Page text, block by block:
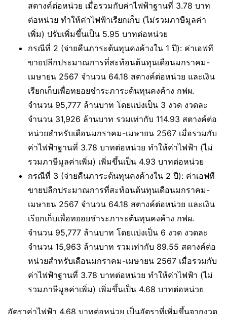
สตางค์ต่อหน่วย เมื่อรวมกับค่าไฟฟ้าฐานที่ 3.78 บาท
ต่อหน่วย ทำให้ค่าไฟฟ้าเรียกเก็บ (ไม่รวมภาษีมูลค่า
เพิ่ม) ปรับเพิ่มขึ้นเป็น 5.95 บาทต่อหน่วย
กรณีที่ 2 (จ่ายคืนภาระต้นทุนคงค้างใน 1 ปี): ค่าเอฟที
ขายปลีกประมาณการที่สะท้อนต้นทุนเดือนมกราคม-
เมษายน 2567 จำนวน 64.18 สตางค์ต่อหน่วย และเงิน
เรียกเก็บเพื่อทยอยชำระภาระต้นทุนคงค้าง กฟผ.
จำนวน 95,777 ล้านบาท โดยแบ่งเป็น 3 งวด งวดละ
จำนวน 31,926 ล้านบาท รวมเท่ากับ 114.93 สตางค์ต่อ
หน่วยสำหรับเดือนมกราคม-เมษายน 2567 เมื่อรวมกับ
ค่าไฟฟ้าฐานที่ 3.78 บาทต่อหน่วย ทำให้ค่าไฟฟ้า (ไม่
รวมภาษีมูลค่าเพิ่ม) เพิ่มขึ้นเป็น 4.93 บาทต่อหน่วย
กรณีที่ 3 (จ่ายคืนภาระต้นทุนคงค้างใน 2 ปี): ค่าเอฟที
ขายปลีกประมาณการที่สะท้อนต้นทุนเดือนมกราคม-
เมษายน 2567 จำนวน 64.18 สตางค์ต่อหน่วย และเงิน
เรียกเก็บเพื่อทยอยชำระภาระต้นทุนคงค้าง กฟผ.
จำนวน 95,777 ล้านบาท โดยแบ่งเป็น 6 งวด งวดละ
จำนวน 15,963 ล้านบาท รวมเท่ากับ 89.55 สตางค์ต่อ
หน่วยสำหรับเดือนมกราคม-เมษายน 2567 เมื่อรวมกับ
ค่าไฟฟ้าฐานที่ 3.78 บาทต่อหน่วย ทำให้ค่าไฟฟ้า (ไม่
รวมภาษีมูลค่าเพิ่ม) เพิ่มขึ้นเป็น 4.68 บาทต่อหน่วย
อัตราค่าไฟฟ้า 4.68 บาทต่อหน่วย เป็นอัตราที่เพิ่มขึ้นจากงวด